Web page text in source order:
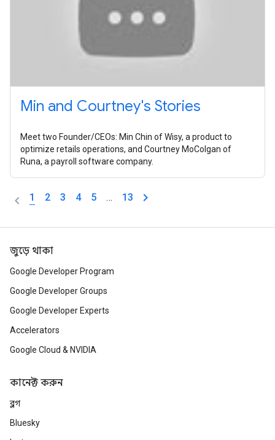
Min and Courtney's Stories
Meet two Founder/CEOs: Min Chin of Wisy, a product to
optimize retails operations, and Courtney MoColgan of
Runa, a payroll software company.
1 2 3 4 5 … 13
জুড়ে থাকা
Google Developer Program
Google Developer Groups
Google Developer Experts
Accelerators
Google Cloud & NVIDIA
কানেক্ট করুন
ব্লগ
Bluesky